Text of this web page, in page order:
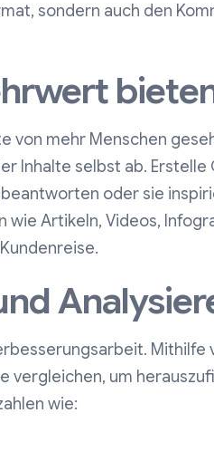
sondern auch den
von mehr Menschen
Inhalte selbst ab. Erstelle
oder sie
wie Artikeln, Videos,
Mithilfe
vergleichen, um
wie: